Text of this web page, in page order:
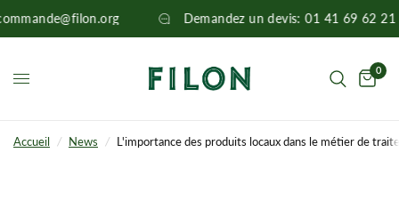
Demandez un devis: 01 41 69 62
0
Accueil / News / L'importance des produits locaux dans le métier de